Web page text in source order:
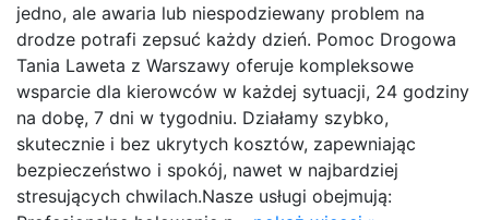
jedno, ale awaria lub niespodziewany problem na
drodze potrafi zepsuć każdy dzień. Pomoc Drogowa
Tania Laweta z Warszawy oferuje kompleksowe
wsparcie dla kierowców w każdej sytuacji, 24 godziny
na dobę, 7 dni w tygodniu. Działamy szybko,
skutecznie i bez ukrytych kosztów, zapewniając
bezpieczeństwo i spokój, nawet w najbardziej
stresujących chwilach.Nasze usługi obejmują: